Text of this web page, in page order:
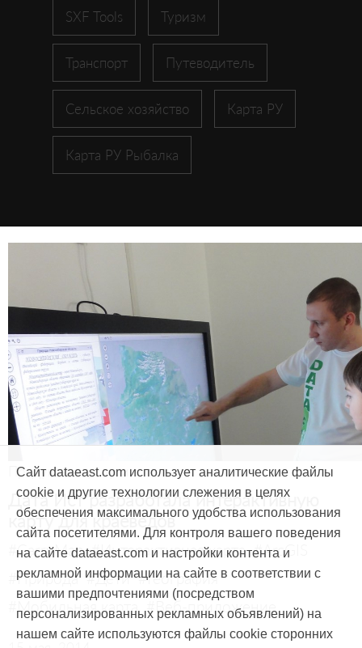
SXF Tools Туризм
Транспорт Путеводитель
Сельское хозяйство Карта РУ
Карта РУ Рыбалка
Продукты и услуги
Дата Ист разработала интерактивную
карту для краеведов
#CarryMap #Интерактивная карта #ArcGIS
#Природа #Дети #География
#Мобильная карта #Веб-приложение
Сайт dataeast.com использует аналитические файлы
cookie и другие технологии слежения в целях
обеспечения максимального удобства использования
сайта посетителями. Для контроля вашего поведения
на сайте dataeast.com и настройки контента и
рекламной информации на сайте в соответствии с
вашими предпочтениями (посредством
персонализированных рекламных объявлений) на
нашем сайте используются файлы cookie сторонних